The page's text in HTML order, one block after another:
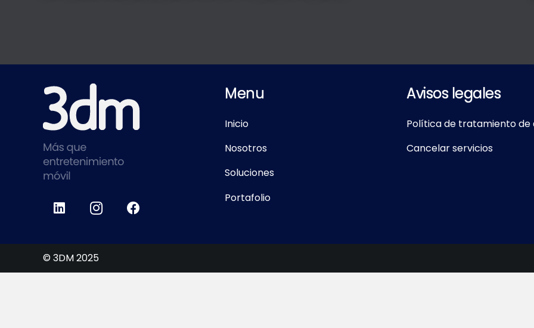
Menu
Inicio
Nosotros
Soluciones
Portafolio
Avisos legales
Política de tratamiento de
Cancelar servicios
© 3DM 2025